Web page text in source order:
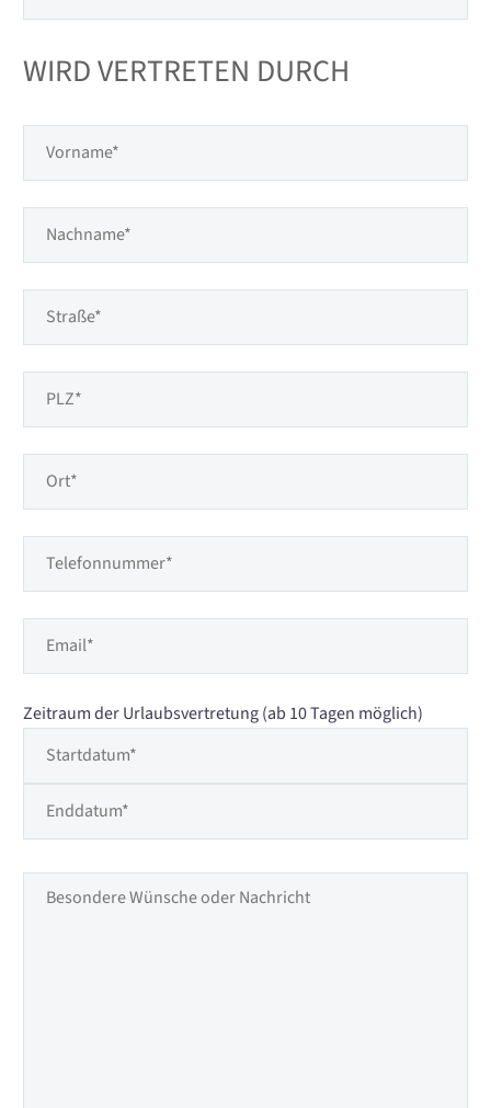
WIRD VERTRETEN DURCH
Zeitraum der Urlaubsvertretung (ab 10 Tagen möglich)